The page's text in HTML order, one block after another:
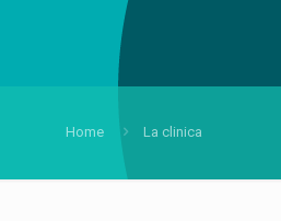
Home La clinica